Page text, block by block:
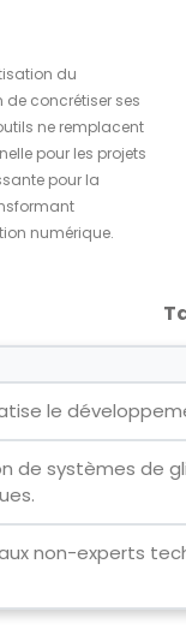
du
concrétiser ses
ne remplacent
pour les projets
pour la
numérique.
le
de systèmes de
non-experts